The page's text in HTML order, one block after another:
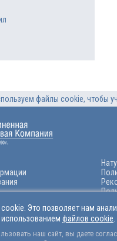
файлы cookie, чтобы
подлинности
мигрантов
Это позволяет нам
файлов cookie
наш сайт, вы даете